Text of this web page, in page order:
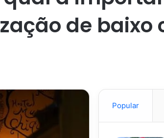
de baixo
Popular